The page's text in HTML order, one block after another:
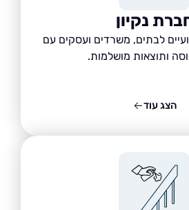
משרדים ועסקים עם
מושלמות.